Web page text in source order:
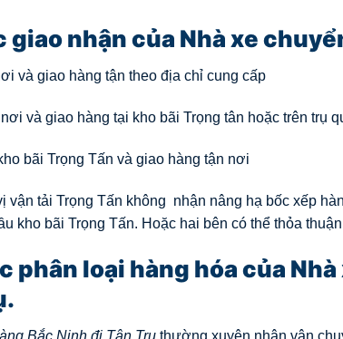
nhận của Nhà xe
và giao hàng tận theo địa chỉ cung cấp
và giao hàng tại kho bãi Trọng tân hoặc trên trụ
bãi Trọng Tấn và giao hàng tận nơi
vận tải Trọng Tấn không nhận nâng hạ bốc xếp
kho bãi Trọng Tấn. Hoặc hai bên có thể thỏa
phân loại hàng hóa của